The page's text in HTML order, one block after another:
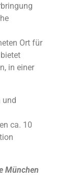
Ort für
in einer
und
ca. 10
München